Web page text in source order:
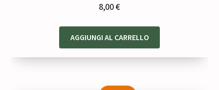
8,00€
AGGIUNGI AL CARRELLO